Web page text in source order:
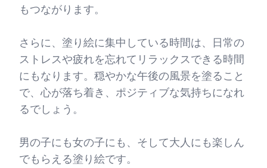
もつながります。
さらに、塗り絵に集中している時間は、日常の
ストレスや疲れを忘れてリラックスできる時間
にもなります。穏やかな午後の風景を塗ること
で、心が落ち着き、ポジティブな気持ちになれ
るでしょう。
男の子にも女の子にも、そして大人にも楽しん
でもらえる塗り絵です。